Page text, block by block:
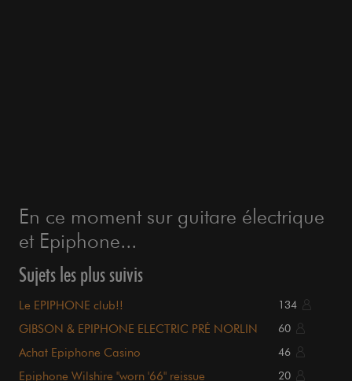
En ce moment sur guitare électrique
et Epiphone...
Sujets les plus suivis
Le EPIPHONE club!! 134
GIBSON & EPIPHONE ELECTRIC PRÉ NORLIN 60
Achat Epiphone Casino 46
Epiphone Wilshire "worn '66" reissue 20